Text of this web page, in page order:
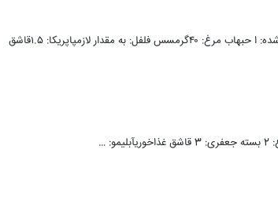
مواد لازم:آواکادو: 2عددخیار: ۱/2پیاز: ۱/۳پیمانههویج رنده شده: 1/4پیمانهسیر رنده شده: ا حبهاب مرغ: ۴۰گرمسس فلفل: به مقدار لازمپاپریکا: ۱.۵قاشق